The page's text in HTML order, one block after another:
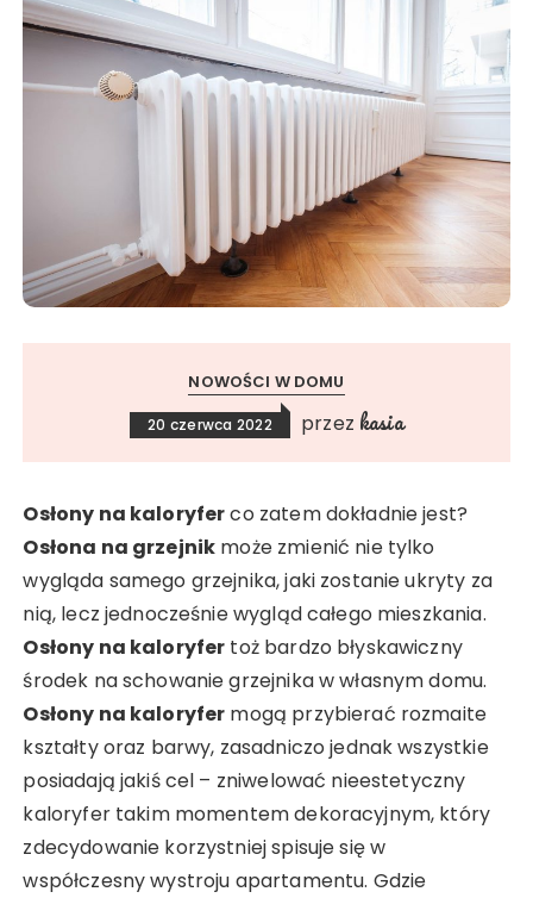
NOWOŚCI W DOMU
20 czerwca 2022 przez kasia
Osłony na kaloryferco zatem dokładnie jest?
Osłona na grzejnik może zmienić nie tylko
wygląda samego grzejnika, jaki zostanie ukryty za
nią, lecz jednocześnie wygląd całego mieszkania.
Osłony na kaloryfer toż bardzo błyskawiczny
środek na schowanie grzejnika w własnym domu.
Osłony na kaloryfer mogą przybierać rozmaite
kształty oraz barwy, zasadniczo jednak wszystkie
posiadają jakiś cel – zniwelować nieestetyczny
kaloryfer takim momentem dekoracyjnym, który
zdecydowanie korzystniej spisuje się w
współczesny wystroju apartamentu. Gdzie